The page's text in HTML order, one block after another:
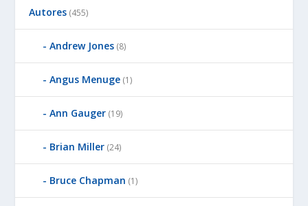
Autores (455)
Andrew Jones (8)
Angus Menuge (1)
Ann Gauger (19)
Brian Miller (24)
Bruce Chapman (1)